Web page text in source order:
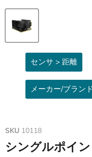
センサ > 距離
メーカー/ブラン
SKU 10118
シングルポイ